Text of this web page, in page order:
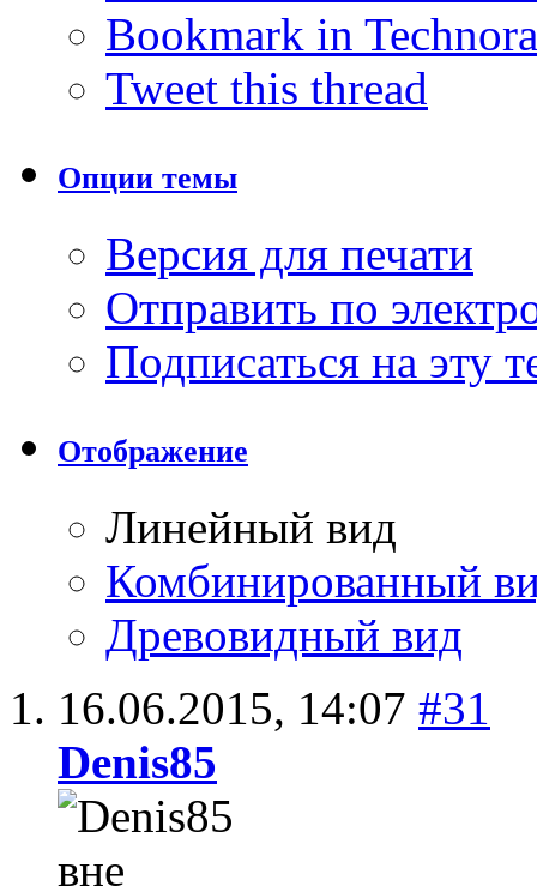
Bookmark in
Tweet this thread
Опции темы
Версия для печати
Отправить по
Подписаться на эту
Отображение
Линейный вид
Комбинированный
Древовидный вид
16.06.2015, 14:07 #31
Denis85